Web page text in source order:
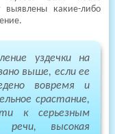
выявлены какие-либо
уздечки на
выше, если ее
вовремя и
срастание,
к серьезным
речи, высокая